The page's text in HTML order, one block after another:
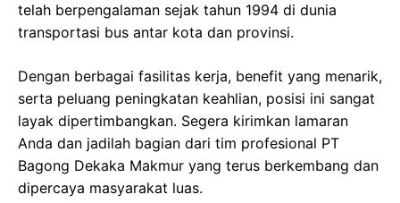
telah berpengalaman sejak tahun 1994 di dunia
transportasi bus antar kota dan provinsi.
Dengan berbagai fasilitas kerja, benefit yang menarik,
serta peluang peningkatan keahlian, posisi ini sangat
layak dipertimbangkan. Segera kirimkan lamaran
Anda dan jadilah bagian dari tim profesional PT
Bagong Dekaka Makmur yang terus berkembang dan
dipercaya masyarakat luas.